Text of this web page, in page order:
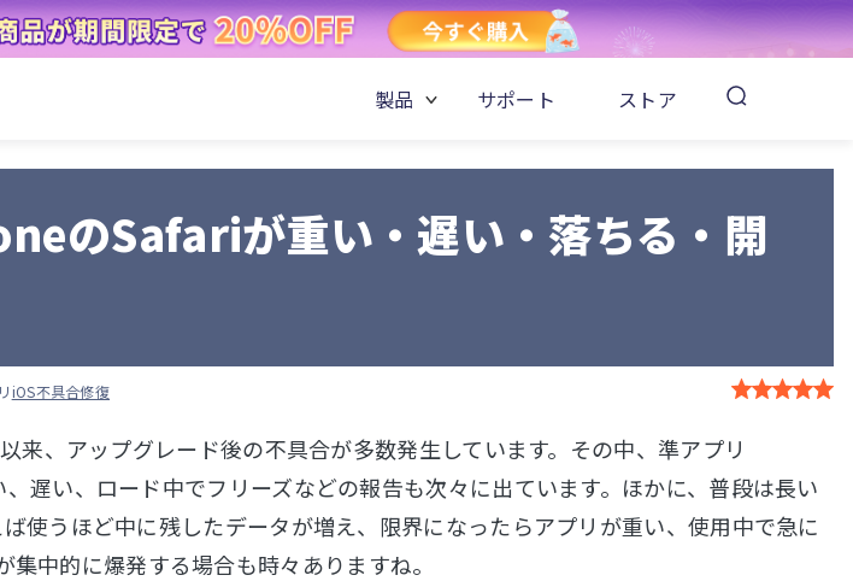
製品 サポート ストア
のSafariが重い・遅い・落ちる・開
iOS不具合修復
来、アップグレード後の不具合が多数発生しています。その中、準アプリ
、遅い、ロード中でフリーズなどの報告も次々に出ています。ほかに、普段は長い
使うほど中に残したデータが増え、限界になったらアプリが重い、使用中で急に
中的に爆発する場合も時々ありますね。